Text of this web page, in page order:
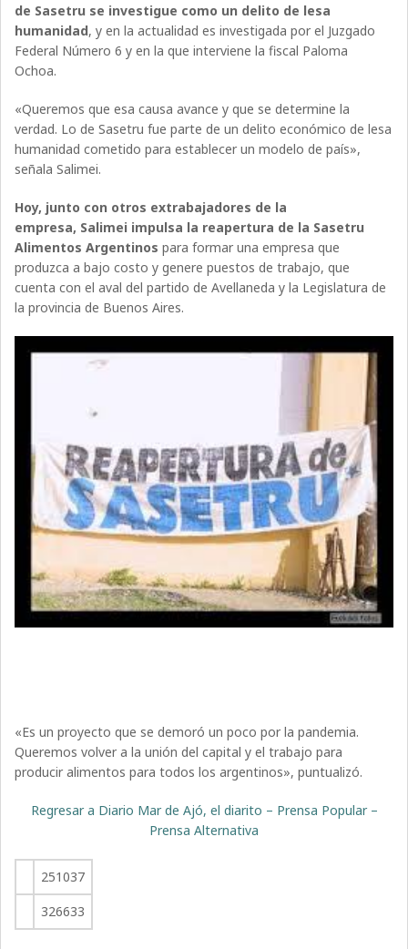
de Sasetru se investigue como un delito de lesa
humanidad, y en la actualidad es investigada por el Juzgado
Federal Número 6 y en la que interviene la fiscal Paloma
Ochoa.
«Queremos que esa causa avance y que se determine la
verdad. Lo de Sasetru fue parte de un delito económico de lesa
humanidad cometido para establecer un modelo de país»,
señala Salimei.
Hoy, junto con otros extrabajadores de la
empresa, Salimei impulsa la reapertura de la Sasetru
Alimentos Argentinospara formar una empresa que
produzca a bajo costo y genere puestos de trabajo, que
cuenta con el aval del partido de Avellaneda y la Legislatura de
la provincia de Buenos Aires.
«Es un proyecto que se demoró un poco por la pandemia.
Queremos volver a la unión del capital y el trabajo para
producir alimentos para todos los argentinos», puntualizó.
Regresar a Diario Mar de Ajó, el diarito – Prensa Popular –
Prensa Alternativa
251037
326633